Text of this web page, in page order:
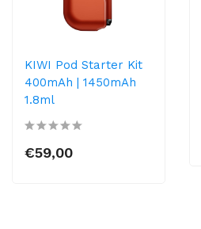
KIWI Pod Starter Kit
400mAh | 1450mAh
1.8ml
€59,00